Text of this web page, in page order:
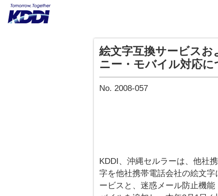
絵文字互換サービス
ニー・モバイル対応に
No. 2008-057
KDDI、沖縄セルラーは、他社
字を他社携帯電話会社の絵文
ービスと、迷惑メール防止機